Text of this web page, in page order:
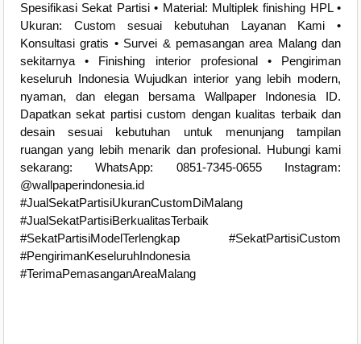
Spesifikasi Sekat Partisi • Material: Multiplek finishing HPL •
Ukuran: Custom sesuai kebutuhan Layanan Kami •
Konsultasi gratis • Survei & pemasangan area Malang dan
sekitarnya • Finishing interior profesional • Pengiriman
keseluruh Indonesia Wujudkan interior yang lebih modern,
nyaman, dan elegan bersama Wallpaper Indonesia ID.
Dapatkan sekat partisi custom dengan kualitas terbaik dan
desain sesuai kebutuhan untuk menunjang tampilan
ruangan yang lebih menarik dan profesional. Hubungi kami
sekarang: WhatsApp: 0851-7345-0655 Instagram:
@wallpaperindonesia.id
#JualSekatPartisiUkuranCustomDiMalang
#JualSekatPartisiBerkualitasTerbaik
#SekatPartisiModelTerlengkap #SekatPartisiCustom
#PengirimanKeseluruhIndonesia
#TerimaPemasanganAreaMalang